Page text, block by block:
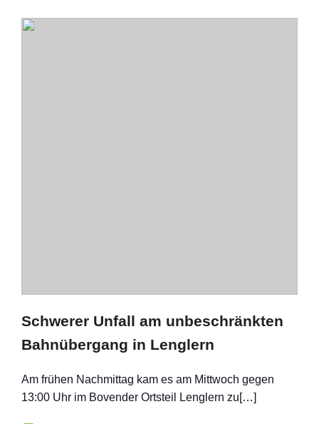
Schwerer Unfall am unbeschränkten
Bahnübergang in Lenglern
Am frühen Nachmittag kam es am Mittwoch gegen
13:00 Uhr im Bovender Ortsteil Lenglern zu[…]